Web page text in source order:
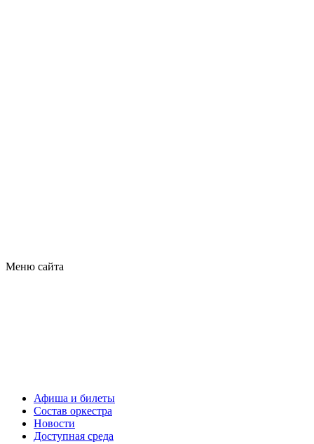
Меню сайта
Афиша и билеты
Состав оркестра
Новости
Доступная среда